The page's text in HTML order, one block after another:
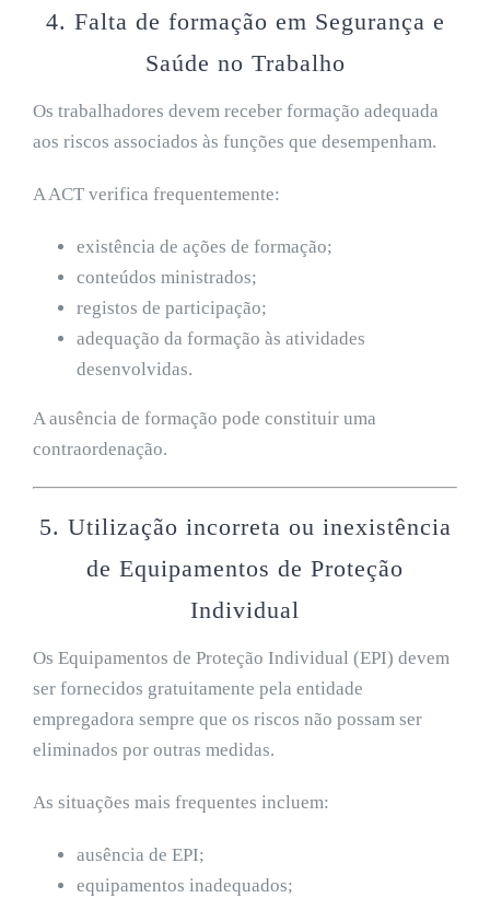
4. Falta de formação em Segurança e
Saúde no Trabalho
Os trabalhadores devem receber formação adequada
aos riscos associados às funções que desempenham.
A ACT verifica frequentemente:
existência de ações de formação;
conteúdos ministrados;
registos de participação;
adequação da formação às atividades
desenvolvidas.
A ausência de formação pode constituir uma
contraordenação.
5. Utilização incorreta ou inexistência
de Equipamentos de Proteção
Individual
Os Equipamentos de Proteção Individual (EPI) devem
ser fornecidos gratuitamente pela entidade
empregadora sempre que os riscos não possam ser
eliminados por outras medidas.
As situações mais frequentes incluem:
ausência de EPI;
equipamentos inadequados;